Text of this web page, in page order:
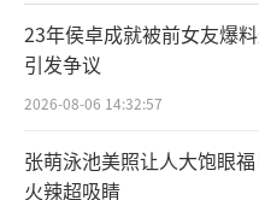
23年侯卓成就被前女友爆
引发争议
2026-08-06 14:32:57
张萌泳池美照让人大饱眼
火辣超吸睛